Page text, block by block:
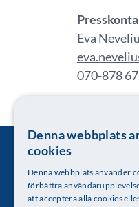
Eva
070-878
Denna webbplats
cookies
Denna webbplats använder
förbättra
att acceptera alla cookies